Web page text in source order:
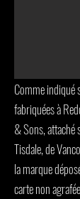
Comme indiqué
fabriquées à
& Sons, attaché
Tisdale, de
la marque
carte non